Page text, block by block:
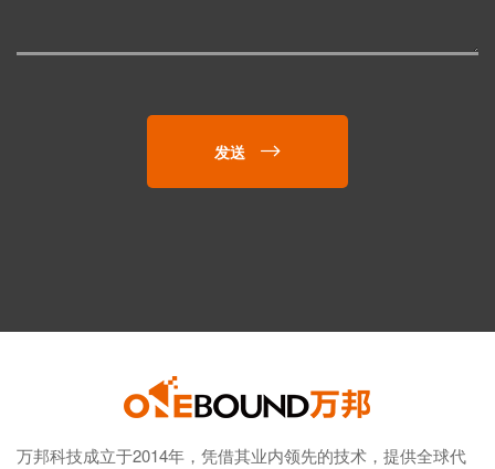
发送
万邦科技成立于2014年，凭借其业内领先的技术，提供全球代